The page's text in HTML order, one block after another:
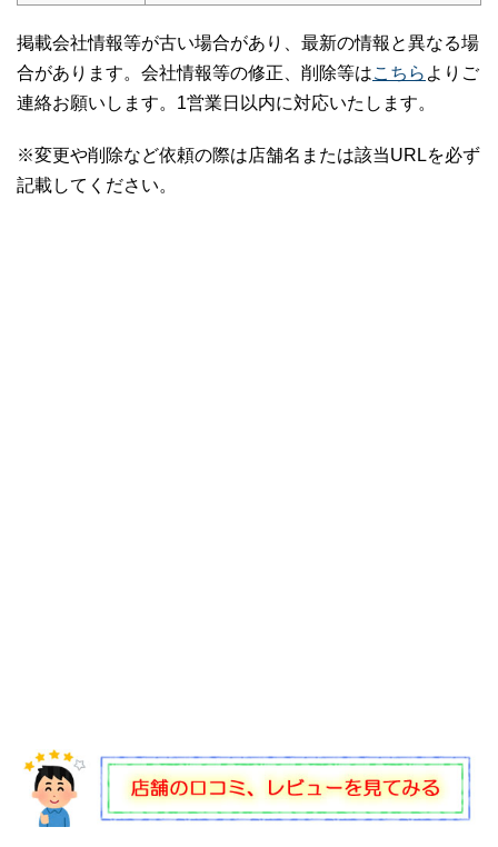
掲載会社情報等が古い場合があり、最新の情報と異なる場
合があります。会社情報等の修正、削除等はこちら よりご
連絡お願いします。1営業日以内に対応いたします。
※変更や削除など依頼の際は店舗名または該当URLを必ず
記載してください。